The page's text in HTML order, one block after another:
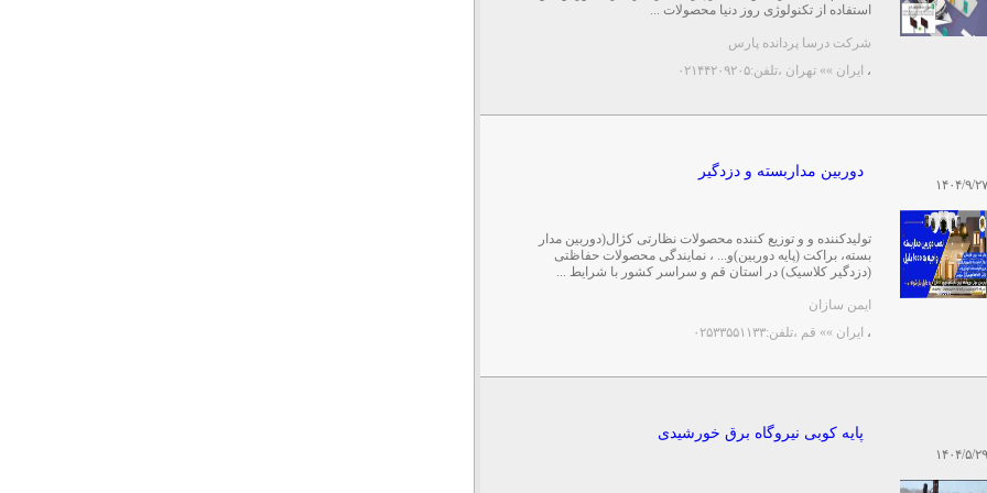
استفاده از تکنولوژی روز دنیا محصولات ...
شرکت درسا پردانده پارس
، ایران »» تهران ،تلفن:۰۲۱۴۴۲۰۹۲۰۵
۱۴۰۴/۹/۲۷
دوربین مداربسته و دزدگیر
تولیدکننده و و توزیع کننده محصولات نظارتی کژال(دوربین مدار
بسته، براکت (پایه دوربین)و... ، نمایندگی محصولات حفاظتی
(دزدگیر کلاسیک) در استان قم و سراسر کشور با شرایط ...
ایمن سازان
، ایران »» قم ،تلفن:۰۲۵۳۳۵۵۱۱۳۳
۱۴۰۴/۵/۲۹
پایه کوبی نیروگاه برق خورشیدی